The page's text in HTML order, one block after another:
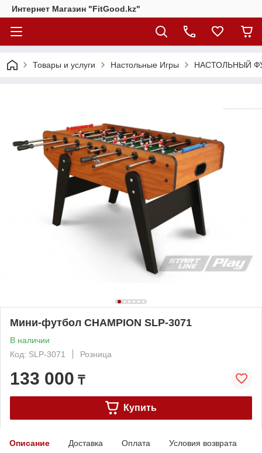
Интернет Магазин "FitGood.kz"
Товары и услуги Настольные Игры НАСТОЛЬНЫЙ
Мини-футбол CHAMPION SLP-3071
В наличии
Код: SLP-3071
Розница
133 000 ₸
Купить
Описание Доставка Оплата Условия возврата